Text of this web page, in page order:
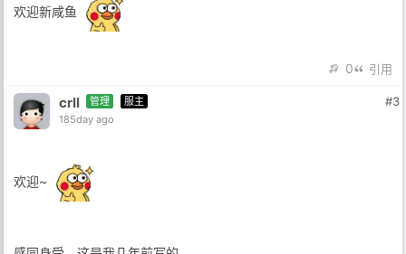
欢迎新咸鱼
0 引用
crll 管理
服主
185day ago
#3
欢迎~